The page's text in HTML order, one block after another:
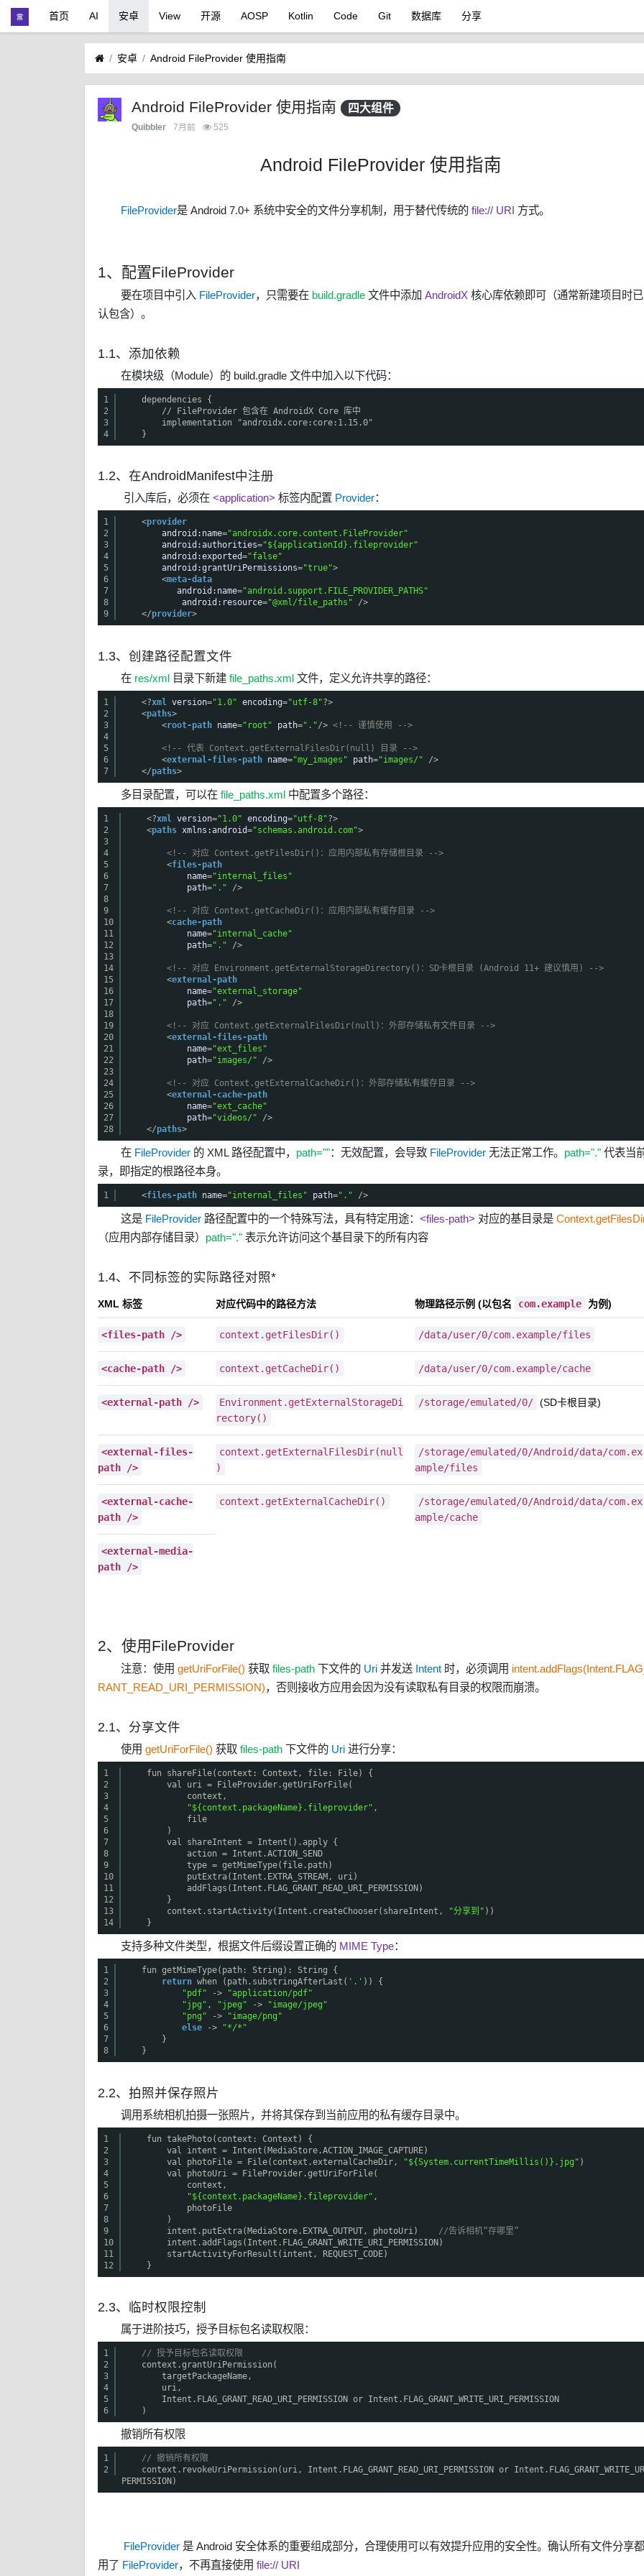
首页 AI 安卓 View 开源 AOSP Kotlin Code Git 数据库 分享
安卓 Android FileProvider 使用指南
Android FileProvider 使用指南 四大组件
Quibbler 7月前 525
Android FileProvider 使用指南
FileProvider是 Android 7.0+ 系统中安全的文件分享机制，用于替代传统的file:// URI 方式。
1、配置FileProvider
要在项目中引入 FileProvider，只需要在 build.gradle文件中添加 AndroidX 核心库依赖即可（通常新建项目时
认包含）。
1.1、添加依赖
在模块级（Module）的 build.gradle 文件中加入以下代码：
1
2
3
4
dependencies {
// FileProvider 包含在 AndroidX Core 库中
implementation "androidx.core:core:1.15.0"
}
1.2、在AndroidManifest中注册
引入库后，必须在 <application> 标签内配置 Provider：
1
2
3
4
5
6
7
8
9
<provider
android:name="androidx.core.content.FileProvider"
android:authorities="${applicationId}.fileprovider"
android:exported="false"
android:grantUriPermissions="true">
<meta-data
android:name="android.support.FILE_PROVIDER_PATHS"
android:resource="@xml/file_paths"
/>
</provider>
1.3、创建路径配置文件
在 res/xml目录下新建 file_paths.xml 文件，定义允许共享的路径：
1
2
3
4
5
6
7
<?xml version="1.0" encoding="utf-8"?>
<paths>
<root-path name="root" path="."/> <!-- 谨慎使用 -->
<!-- 代表 Context.getExternalFilesDir(null) 目录 -->
<external-files-path name="my_images" path="images/"
/>
</paths>
多目录配置，可以在 file_paths.xml中配置多个路径：
1
2
3
4
5
6
7
8
9
10
11
12
13
14
15
16
17
18
19
20
21
22
23
24
25
26
27
28
<?xml version="1.0" encoding="utf-8"?>
<paths xmlns:android="schemas.android.com">
<!-- 对应 Context.getFilesDir()：应用内部私有存储根目录 -->
<files-path
name="internal_files"
path="." />
<!-- 对应 Context.getCacheDir()：应用内部私有缓存目录 -->
<cache-path
name="internal_cache"
path="." />
<!-- 对应 Environment.getExternalStorageDirectory()：SD卡根目录 (Android 11+ 建议慎用) -->
<external-path
name="external_storage"
path="." />
<!-- 对应 Context.getExternalFilesDir(null)：外部存储私有文件目录 -->
<external-files-path
name="ext_files"
path="images/" />
<!-- 对应 Context.getExternalCacheDir()：外部存储私有缓存目录 -->
<external-cache-path
name="ext_cache"
path="videos/"
/>
</paths>
在 FileProvider的 XML 路径配置中， path=""：无效配置，会导致 FileProvider 无法正常工作。 path="."代表当
录，即指定的根路径本身。
1 <files-path name="internal_files" path="." />
这是 FileProvider 路径配置中的一个特殊写法，具有特定用途： <files-path> 对应的基目录是
（应用内部存储目录） path="."表示允许访问这个基目录下的所有内容
1.4、不同标签的实际路径对照*
XML 标签 对应代码中的路径方法 物理路径示例 (以包名 com.example 为例)
<files-path /> context.getFilesDir() /data/user/0/com.example/files
<cache-path /> context.getCacheDir() /data/user/0/com.example/cache
<external-path />
Environment.getExternalStorageDi
rectory()
/storage/emulated/0/ (SD卡根目录)
<external-files-
path />
context.getExternalFilesDir(null
)
/storage/emulated/0/Android/data/com.ex
ample/files
<external-cache-
path />
context.getExternalCacheDir()
/storage/emulated/0/Android/data/com.ex
ample/cache
<external-media-
path />
2、使用FileProvider
注意：使用 getUriForFile() 获取 files-path下文件的 Uri 并发送 Intent 时，必须调用
RANT_READ_URI_PERMISSION)，否则接收方应用会因为没有读取私有目录的权限而崩溃。
2.1、分享文件
使用 getUriForFile() 获取 files-path下文件的 Uri 进行分享：
1
2
3
4
5
6
7
8
9
10
11
12
13
14
fun shareFile(context: Context, file: File) {
val uri = FileProvider.getUriForFile(
context,
"${context.packageName}.fileprovider" ,
file
)
val shareIntent = Intent().apply {
action = Intent.ACTION_SEND
type = getMimeType(file.path)
putExtra(Intent.EXTRA_STREAM, uri)
addFlags(Intent.FLAG_GRANT_READ_URI_PERMISSION)
}
context.startActivity(Intent.createChooser(shareIntent,
"分享到" ))
}
支持多种文件类型，根据文件后缀设置正确的 MIME Type：
1
2
3
4
5
6
7
8
fun getMimeType(path: String): String {
return when (path.substringAfterLast( '.' )) {
"pdf"
->
"application/pdf"
"jpg" , "jpeg" ->
"image/jpeg"
"png"
->
"image/png"
else
->
"*/*"
}
}
2.2、拍照并保存照片
调用系统相机拍摄一张照片，并将其保存到当前应用的私有缓存目录中。
1
2
3
4
5
6
7
8
9
10
11
12
fun takePhoto(context: Context) {
val intent = Intent(MediaStore.ACTION_IMAGE_CAPTURE)
val photoFile = File(context.externalCacheDir,
"${System.currentTimeMillis()}.jpg" )
val photoUri = FileProvider.getUriForFile(
context,
"${context.packageName}.fileprovider" ,
photoFile
)
intent.putExtra(MediaStore.EXTRA_OUTPUT, photoUri)
//告诉相机“存哪里”
intent.addFlags(Intent.FLAG_GRANT_WRITE_URI_PERMISSION)
startActivityForResult(intent, REQUEST_CODE)
}
2.3、临时权限控制
属于进阶技巧，授予目标包名读取权限：
1
2
3
4
5
6
// 授予目标包名读取权限
context.grantUriPermission(
targetPackageName,
uri,
Intent.FLAG_GRANT_READ_URI_PERMISSION or Intent.FLAG_GRANT_WRITE_URI_PERMISSION
)
撤销所有权限
1
2
// 撤销所有权限
context.revokeUriPermission(uri, Intent.FLAG_GRANT_READ_URI_PERMISSION or
PERMISSION)
FileProvider 是 Android 安全体系的重要组成部分，合理使用可以有效提升应用的安全性。确认所有文件分享
用了 FileProvider，不再直接使用 file:// URI